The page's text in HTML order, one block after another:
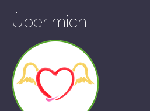
Über mich